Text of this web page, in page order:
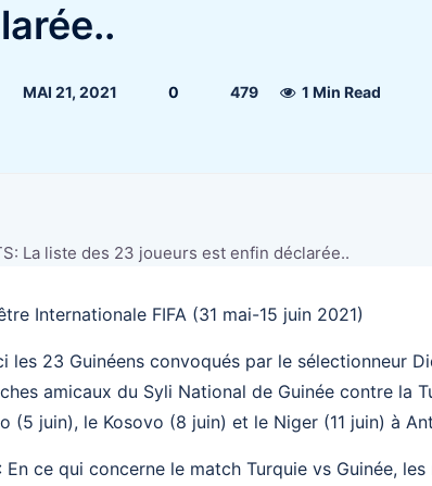
MAI 21, 2021 0 479 1 Min Read
Internationale FIFA (31 mai-15 juin 2021)
les 23 Guinéens convoqués par le sélectionneur
amicaux du Syli National de Guinée contre la
(5 juin), le Kosovo (8 juin) et le Niger (11 juin) à
En ce qui concerne le match Turquie vs Guinée,